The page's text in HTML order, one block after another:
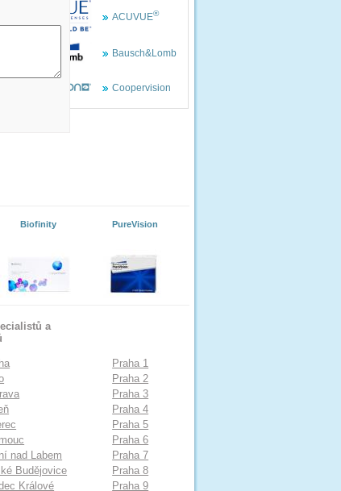
ACUVUE®
Bausch&Lomb
Coopervision
Biofinity PureVision
a
nad Labem
Budějovice
Králové
Praha 1
Praha 2
Praha 3
Praha 4
Praha 5
Praha 6
Praha 7
Praha 8
Praha 9